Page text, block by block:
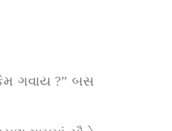
ગવાય ?” બસ